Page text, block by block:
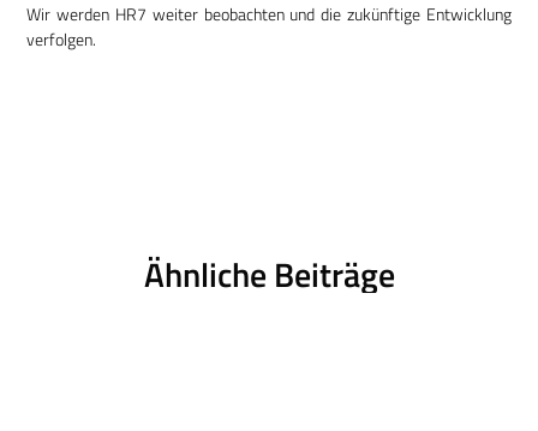
Wir werden HR7 weiter beobachten und die zukünftige Entwicklung
verfolgen.
Ähnliche Beiträge